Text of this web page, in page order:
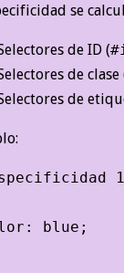
se
de ID (
de clase
de
blue;